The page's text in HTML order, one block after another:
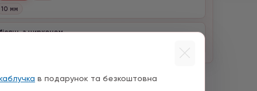
в подарунок та безкоштовна
10 мм
з цирконом